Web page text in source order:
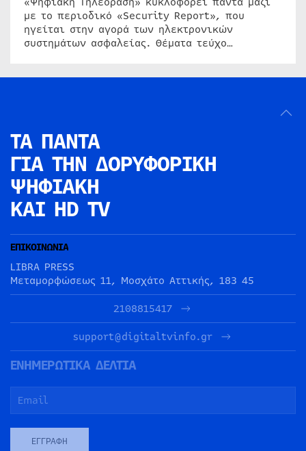
με το περιοδικό «Security Report», που
ηγείται στην αγορά των ηλεκτρονικών
συστημάτων ασφαλείας. Θέματα τεύχο…
ΤΑ ΠΑΝΤΑ
ΓΙΑ ΤΗΝ ΔΟΡΥΦΟΡΙΚΗ
ΨΗΦΙΑΚΗ
ΚΑΙ HD TV
ΕΠΙΚΟΙΝΩΝΙΑ
LIBRA PRESS
Μεταμορφώσεως 11, Μοσχάτο Αττικής, 183 45
2108815417
support@digitaltvinfo.gr
ΕΝΗΜΕΡΩΤΙΚΑ ΔΕΛΤΙΑ
ΕΓΓΡΑΦΉ